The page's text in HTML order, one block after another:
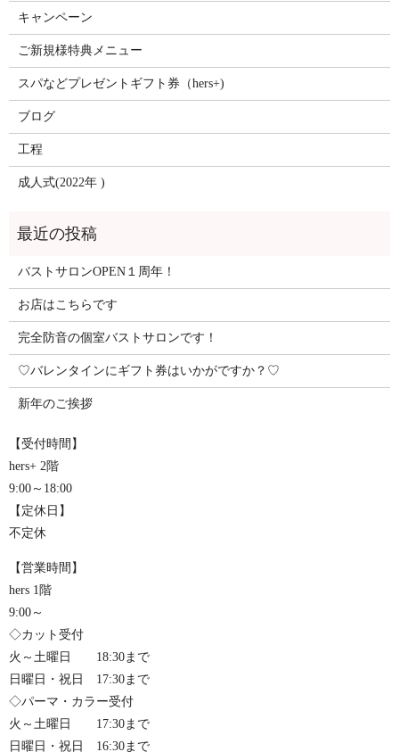
キャンペーン
ご新規様特典メニュー
スパなどプレゼントギフト券（hers+)
ブログ
工程
成人式(2022年 )
バストサロンOPEN１周年！
お店はこちらです
完全防音の個室バストサロンです！
♡バレンタインにギフト券はいかがですか？♡
新年のご挨拶
【受付時間】
hers+ 2階
9:00～18:00
【定休日】
不定休
【営業時間】
hers 1階
9:00～
◇カット受付
火～土曜日 18:30まで
日曜日・祝日 17:30まで
◇パーマ・カラー受付
火～土曜日 17:30まで
日曜日・祝日 16:30まで